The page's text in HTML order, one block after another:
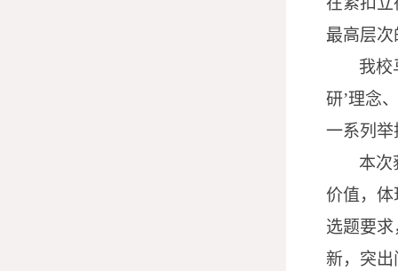
最高层
我校
研’理念
一系列
本次
价值，
选题要
新，突出